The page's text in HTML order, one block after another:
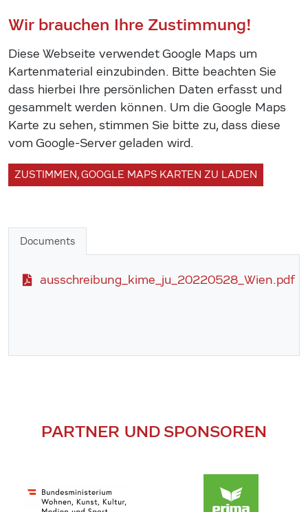
Wir brauchen Ihre Zustimmung!
Diese Webseite verwendet Google Maps um
Kartenmaterial einzubinden. Bitte beachten Sie
dass hierbei Ihre persönlichen Daten erfasst und
gesammelt werden können. Um die Google Maps
Karte zu sehen, stimmen Sie bitte zu, dass diese
vom Google-Server geladen wird.
ZUSTIMMEN, GOOGLE MAPS KARTEN ZU LADEN
Documents
ausschreibung_kime_ju_20220528_Wien.pdf
PARTNER UND SPONSOREN